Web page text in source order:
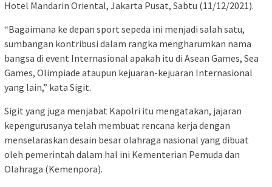
Hotel Mandarin Oriental, Jakarta Pusat, Sabtu (11/12/2021).
“Bagaimana ke depan sport sepeda ini menjadi salah satu,
sumbangan kontribusi dalam rangka mengharumkan nama
bangsa di event Internasional apakah itu di Asean Games, Sea
Games, Olimpiade ataupun kejuaran-kejuaran Internasional
yang lain,” kata Sigit.
Sigit yang juga menjabat Kapolri itu mengatakan, jajaran
kepengurusanya telah membuat rencana kerja dengan
menselaraskan desain besar olahraga nasional yang dibuat
oleh pemerintah dalam hal ini Kementerian Pemuda dan
Olahraga (Kemenpora).